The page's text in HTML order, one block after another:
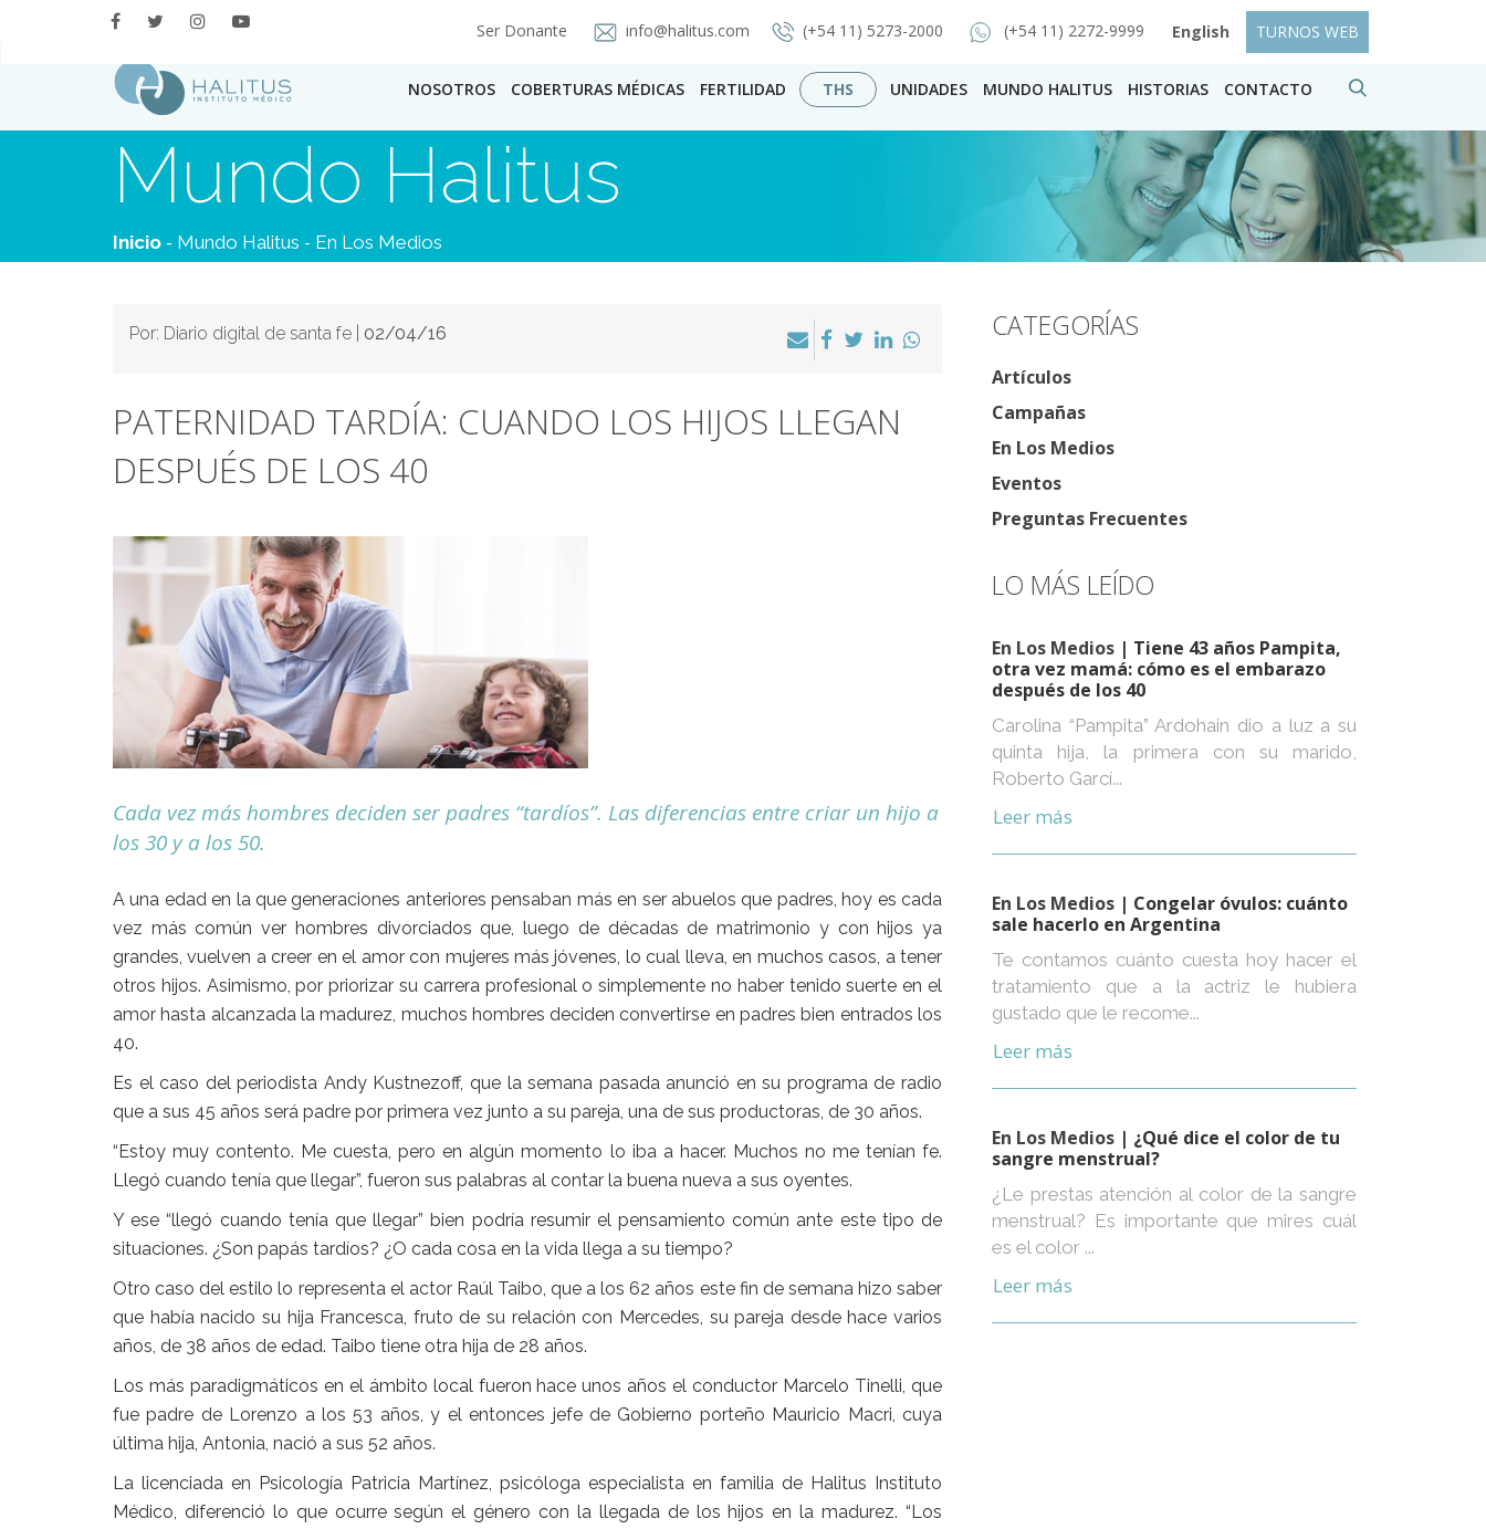
Ser Donante info@halitus.com (+54 11) 5273-2000 (+54 11) 2272-9999 English TURNOS WEB
NOSOTROS COBERTURAS MÉDICAS FERTILIDAD THS UNIDADES MUNDO HALITUS HISTORIAS CONTACTO
Mundo Halitus
Inicio - Mundo Halitus - En Los Medios
Por: Diario digital de santa fe | 02/04/16
PATERNIDAD TARDÍA: CUANDO LOS HIJOS LLEGAN
DESPUÉS DE LOS 40
Cada vez más hombres deciden ser padres “tardíos”. Las diferencias entre criar un hijo a
los 30 y a los 50.
A una edad en la que generaciones anteriores pensaban más en ser abuelos que padres, hoy es cada
vez más común ver hombres divorciados que, luego de décadas de matrimonio y con hijos ya
grandes, vuelven a creer en el amor con mujeres más jóvenes, lo cual lleva, en muchos casos, a tener
otros hijos. Asimismo, por priorizar su carrera profesional o simplemente no haber tenido suerte en el
amor hasta alcanzada la madurez, muchos hombres deciden convertirse en padres bien entrados los
40.
Es el caso del periodista Andy Kustnezoff, que la semana pasada anunció en su programa de radio
que a sus 45 años será padre por primera vez junto a su pareja, una de sus productoras, de 30 años.
“Estoy muy contento. Me cuesta, pero en algún momento lo iba a hacer. Muchos no me tenían fe.
Llegó cuando tenía que llegar”, fueron sus palabras al contar la buena nueva a sus oyentes.
Y ese “llegó cuando tenía que llegar” bien podría resumir el pensamiento común ante este tipo de
situaciones. ¿Son papás tardíos? ¿O cada cosa en la vida llega a su tiempo?
Otro caso del estilo lo representa el actor Raúl Taibo, que a los 62 años este fin de semana hizo saber
que había nacido su hija Francesca, fruto de su relación con Mercedes, su pareja desde hace varios
años, de 38 años de edad. Taibo tiene otra hija de 28 años.
Los más paradigmáticos en el ámbito local fueron hace unos años el conductor Marcelo Tinelli, que
fue padre de Lorenzo a los 53 años, y el entonces jefe de Gobierno porteño Mauricio Macri, cuya
última hija, Antonia, nació a sus 52 años.
La licenciada en Psicología Patricia Martínez, psicóloga especialista en familia de Halitus Instituto
Médico, diferenció lo que ocurre según el género con la llegada de los hijos en la madurez. “Los
CATEGORÍAS
Artículos
Campañas
En Los Medios
Eventos
Preguntas Frecuentes
LO MÁS LEÍDO
En Los Medios | Tiene 43 años Pampita,
otra vez mamá: cómo es el embarazo
después de los 40
Carolina “Pampita” Ardohain dio a luz a su
quinta hija, la primera con su marido,
Roberto Garcí...
Leer más
En Los Medios | Congelar óvulos: cuánto
sale hacerlo en Argentina
Te contamos cuánto cuesta hoy hacer el
tratamiento que a la actriz le hubiera
gustado que le recome...
Leer más
En Los Medios | ¿Qué dice el color de tu
sangre menstrual?
¿Le prestas atención al color de la sangre
menstrual? Es importante que mires cuál
es el color ...
Leer más